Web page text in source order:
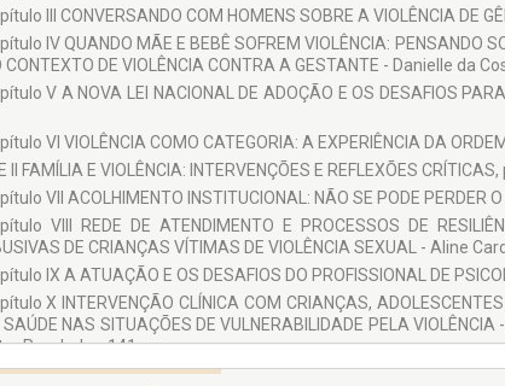
III CONVERSANDO COM HOMENS SOBRE A VIOLÊNCIA DE
IV QUANDO MÃE E BEBÊ SOFREM VIOLÊNCIA: PENSANDO
CONTEXTO DE VIOLÊNCIA CONTRA A GESTANTE - Danielle da
V A NOVA LEI NACIONAL DE ADOÇÃO E OS DESAFIOS
VI VIOLÊNCIA COMO CATEGORIA: A EXPERIÊNCIA DA
II FAMÍLIA E VIOLÊNCIA: INTERVENÇÕES E REFLEXÕES CRÍTICAS,
VII ACOLHIMENTO INSTITUCIONAL: NÃO SE PODE PERDER
VIII REDE DE ATENDIMENTO E PROCESSOS DE
DE CRIANÇAS VÍTIMAS DE VIOLÊNCIA SEXUAL - Aline
IX A ATUAÇÃO E OS DESAFIOS DO PROFISSIONAL DE
X INTERVENÇÃO CLÍNICA COM CRIANÇAS,
SAÚDE NAS SITUAÇÕES DE VULNERABILIDADE PELA
Ruschel, p. 141
OS AUTORES, p. 159